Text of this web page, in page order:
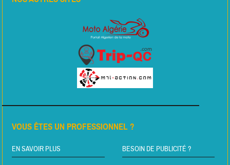
VOUS ÊTES UN PROFESSIONNEL ?
EN SAVOIR PLUS BESOIN DE PUBLICITÉ ?